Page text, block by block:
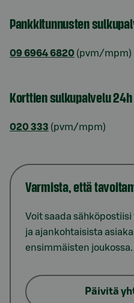
Pankkitunnusten
09 6964 6820 (pvm/mpm)
Korttien sulkupalvelu 24h
020 333 (pvm/mpm)
Varmista, että
Voit saada
ja ajankohtaisista
ensimmäisten joukossa.
Päivitä